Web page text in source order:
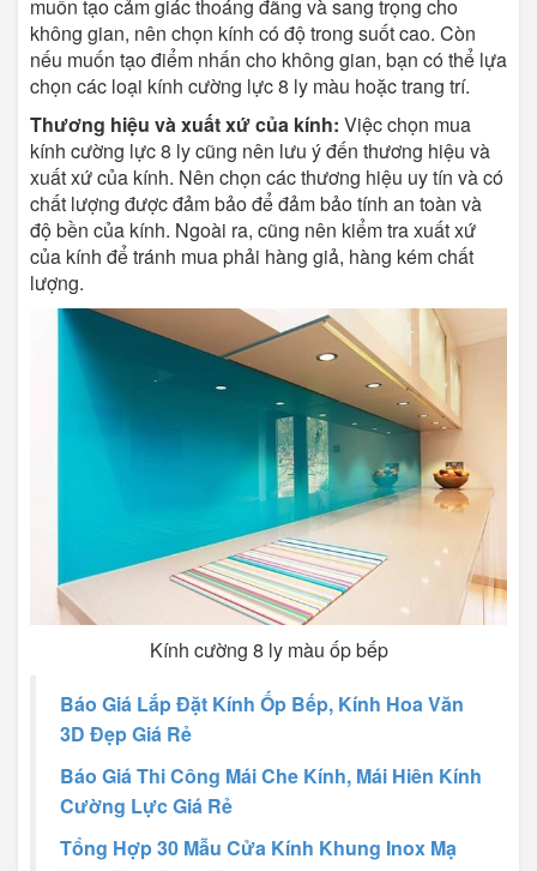
muốn tạo cảm giác thoáng đãng và sang trọng cho
không gian, nên chọn kính có độ trong suốt cao. Còn
nếu muốn tạo điểm nhấn cho không gian, bạn có thể lựa
chọn các loại kính cường lực 8 ly màu hoặc trang trí.
Thương hiệu và xuất xứ của kính: Việc chọn mua
kính cường lực 8 ly cũng nên lưu ý đến thương hiệu và
xuất xứ của kính. Nên chọn các thương hiệu uy tín và có
chất lượng được đảm bảo để đảm bảo tính an toàn và
độ bền của kính. Ngoài ra, cũng nên kiểm tra xuất xứ
của kính để tránh mua phải hàng giả, hàng kém chất
lượng.
Kính cường 8 ly màu ốp bếp
Báo Giá Lắp Đặt Kính Ốp Bếp, Kính Hoa Văn
3D Đẹp Giá Rẻ
Báo Giá Thi Công Mái Che Kính, Mái Hiên Kính
Cường Lực Giá Rẻ
Tổng Hợp 30 Mẫu Cửa Kính Khung Inox Mạ